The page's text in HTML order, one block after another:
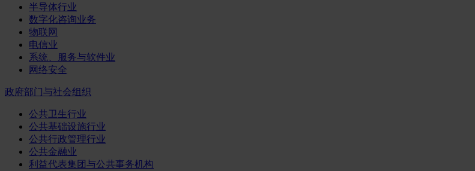
半导体行业
数字化咨询业务
物联网
电信业
系统、服务与软件业
网络安全
政府部门与社会组织
公共卫生行业
公共基础设施行业
公共行政管理行业
公共金融业
利益代表集团与公共事务机构